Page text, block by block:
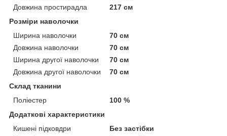
Довжина простирадла
217 см
Розміри наволочки
Ширина наволочки
70 см
Довжина наволочки
70 см
Ширина другої наволочки
70 см
Довжина другої наволочки
70 см
Склад тканини
Поліестер
100 %
Додаткові характеристики
Кишені підковдри
Без застібки